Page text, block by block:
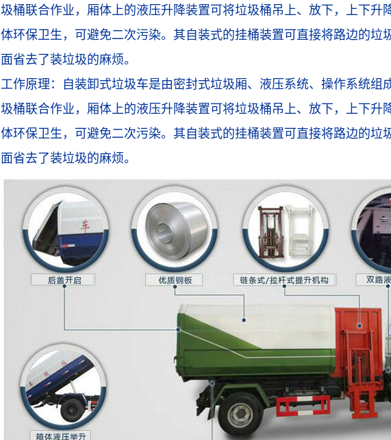
圾桶联合作业，厢体上的液压升降装置可将垃圾桶吊上、放下，上下升
体环保卫生，可避免二次污染。其自装式的挂桶装置可直接将路边的垃
面省去了装垃圾的麻烦。
工作原理：
自装卸式垃圾车是由密封式垃圾厢、液压系统、操作系统
圾桶联合作业，厢体上的液压升降装置可将垃圾桶吊上、放下，上下升
体环保卫生，可避免二次污染。其自装式的挂桶装置可直接将路边的垃
面省去了装垃圾的麻烦。